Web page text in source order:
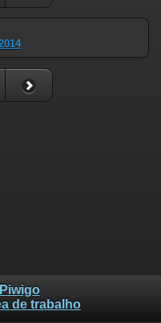
Piwigo
de trabalho